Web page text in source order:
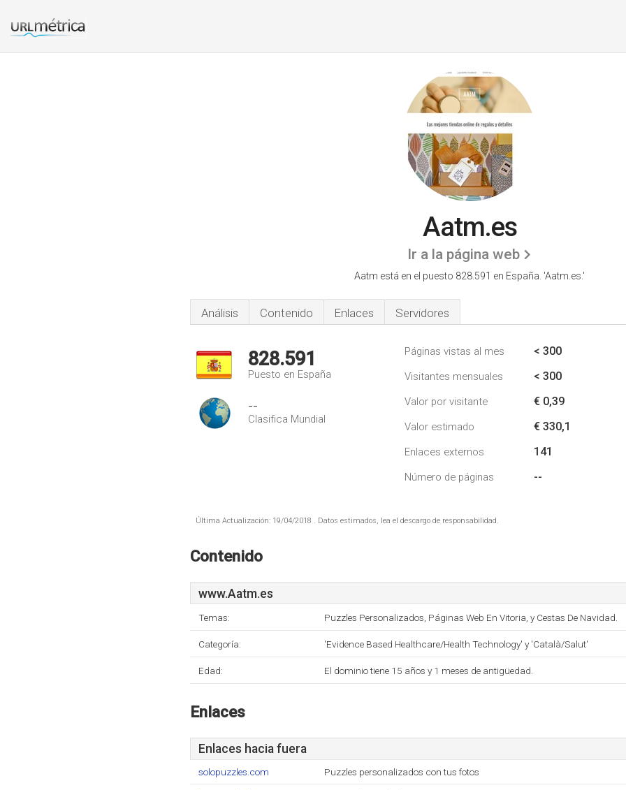
Aatm.es
Ir a la página web
Aatm está en el puesto 828.591 en España. 'Aatm.es.'
Análisis Contenido Enlaces Servidores
828.591
Puesto en España
--
Clasifica Mundial
Páginas vistas al mes < 300
Visitantes mensuales < 300
Valor por visitante € 0,39
Valor estimado € 330,1
Enlaces externos 141
Número de páginas --
Última Actualización: 19/04/2018 . Datos estimados, lea el descargo de responsabilidad.
Contenido
www.Aatm.es
Temas: Puzzles Personalizados, Páginas Web En Vitoria, y Cestas De Navidad.
Categoría: 'Evidence Based Healthcare/Health Technology' y 'Català/Salut'
Edad: El dominio tiene 15 años y 1 meses de antigüedad.
Enlaces
Enlaces hacia fuera
solopuzzles.com Puzzles personalizados con tus fotos